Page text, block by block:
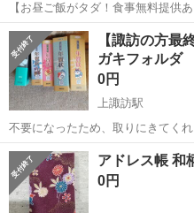
【お昼ご飯がタダ！食事無料提供
レーターや検査作業！未経験活躍
赴任旅費会社負担★嬉しい無料送
通勤OK！無料駐車場完備！《長野
長野 茅野市 茅野駅 そ
【諏訪の方
ガキフォルダ
0円
上諏訪駅
不要になったため、取りにきてく
長野 諏訪市 上諏訪駅
アドレ
0円